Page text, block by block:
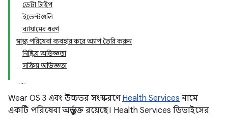
ডেটা টাইপ
ইভেন্টগুলি
ব্যায়ামের ধরণ
স্বাস্থ্য পরিষেবা ব্যবহার করে অ্যাপ তৈরি করুন
নিষ্ক্রিয় অভিজ্ঞতা
সক্রিয় অভিজ্ঞতা
Wear OS 3 এবং উচ্চতর সংস্করণে Health Services নামে
একটি পরিষেবা অন্তর্ভুক্ত রয়েছে। Health Services ডিভাইসের